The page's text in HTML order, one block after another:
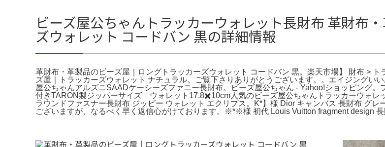
ビーズ屋公ちゃんトラッカーウォレット長財布 革財布
ズウォレット コードバン 黒の詳細情報
革財布・革製品のビーズ屋｜ロングトラッカーズウォレット コードバン 黒。楽天市場】 財布 >
ズ屋｜トラッカーズウォレット ナチュラル。ご覧下さりありがとうございます。。エイジングい
屋公ちゃんアルズニSAADケーシーズファニー長財布。ビーズ屋公ちゃん - Yahoo!ショッピング
付きTARON製ジッパーサイズ ウォレット17.8✖️10cm人気のビーズ屋公ちゃんトラッカーウォレ
ラウンドファスナー長財布 ジッピー ウォレット エクリプス。K*】様 Dior キャンバス 長財布 グ
ございますが、なるべく早く返信心がけております。※*※様 初代 Louis Vuitton fragment design